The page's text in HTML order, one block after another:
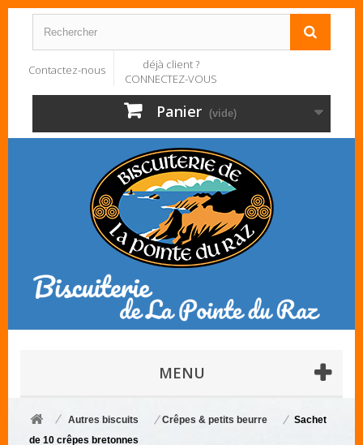
Contactez-nous
déjà client ?
CONNECTEZ-VOUS
Panier (vide)
MENU
Autres biscuits Crêpes & petits beurre
Sachet
de 10 crêpes bretonnes